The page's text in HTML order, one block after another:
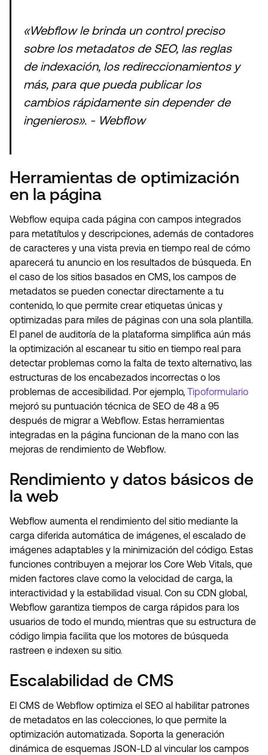
«Webflow le brinda un control preciso
sobre los metadatos de SEO, las reglas
de indexación, los redireccionamientos y
más, para que pueda publicar los
cambios rápidamente sin depender de
ingenieros». - Webflow
Herramientas de optimización
en la página
Webflow equipa cada página con campos integrados
para metatítulos y descripciones, además de contadores
de caracteres y una vista previa en tiempo real de cómo
aparecerá tu anuncio en los resultados de búsqueda. En
el caso de los sitios basados en CMS, los campos de
metadatos se pueden conectar directamente a tu
contenido, lo que permite crear etiquetas únicas y
optimizadas para miles de páginas con una sola plantilla.
El panel de auditoría de la plataforma simplifica aún más
la optimización al escanear tu sitio en tiempo real para
detectar problemas como la falta de texto alternativo, las
estructuras de los encabezados incorrectas o los
problemas de accesibilidad. Por ejemplo, Tipoformulario
mejoró su puntuación técnica de SEO de 48 a 95
después de migrar a Webflow. Estas herramientas
integradas en la página funcionan de la mano con las
mejoras de rendimiento de Webflow.
Rendimiento y datos básicos de
la web
Webflow aumenta el rendimiento del sitio mediante la
carga diferida automática de imágenes, el escalado de
imágenes adaptables y la minimización del código. Estas
funciones contribuyen a mejorar los Core Web Vitals, que
miden factores clave como la velocidad de carga, la
interactividad y la estabilidad visual. Con su CDN global,
Webflow garantiza tiempos de carga rápidos para los
usuarios de todo el mundo, mientras que su estructura de
código limpia facilita que los motores de búsqueda
rastreen e indexen su sitio.
Escalabilidad de CMS
El CMS de Webflow optimiza el SEO al habilitar patrones
de metadatos en las colecciones, lo que permite la
optimización automatizada. Soporta la generación
dinámica de esquemas JSON-LD al vincular los campos